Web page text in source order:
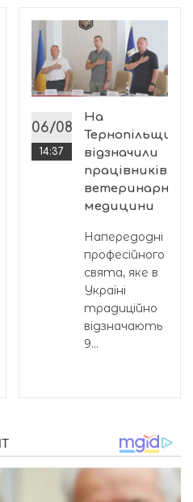
06/08
14:37
На
Тернопільщині
відзначили
працівників
ветеринарної
медицини
Напередодні
професійного
свята, яке в
Україні
традиційно
відзначають
9...